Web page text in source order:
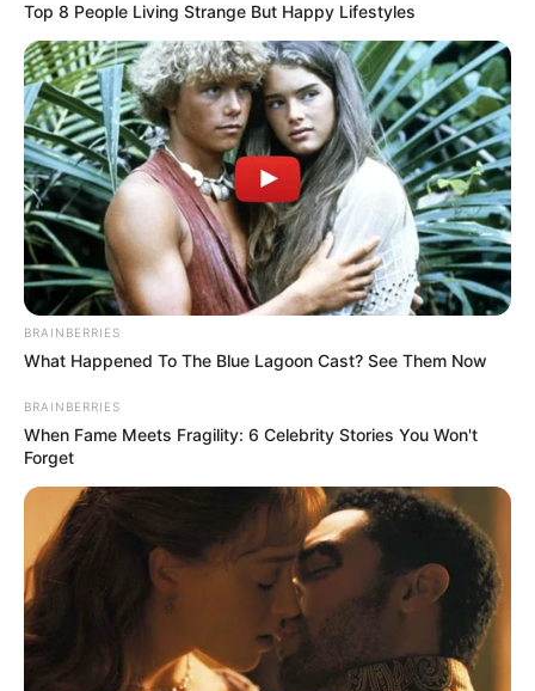
Top 8 People Living Strange But Happy Lifestyles
BRAINBERRIES
What Happened To The Blue Lagoon Cast? See Them Now
BRAINBERRIES
When Fame Meets Fragility: 6 Celebrity Stories You Won't
Forget